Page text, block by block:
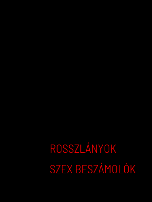
ROSSZLÁNYOK
SZEX BESZÁMOLÓK